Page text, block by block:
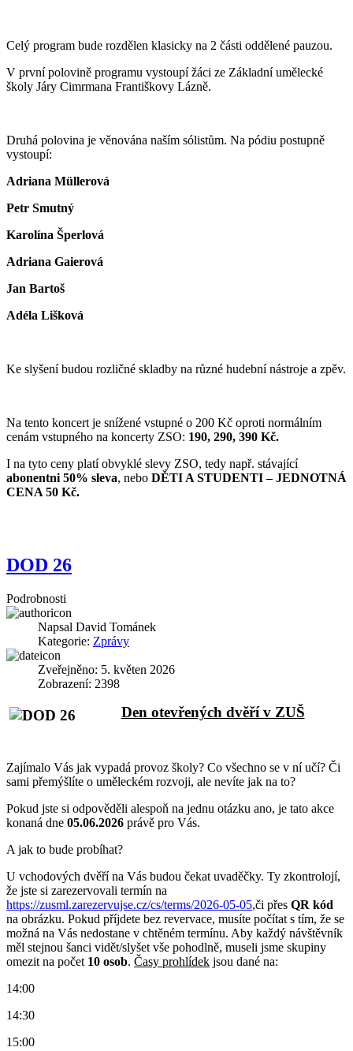
Celý program bude rozdělen klasicky na 2 části oddělené pauzou.
V první polovině programu vystoupí žáci ze Základní umělecké
školy Járy Cimrmana Františkovy Lázně.
Druhá polovina je věnována naším sólistům. Na pódiu postupně
vystoupí:
Adriana Müllerová
Petr Smutný
Karolína Šperlová
Adriana Gaierová
Jan Bartoš
Adéla Lišková
Ke slyšení budou rozličné skladby na různé hudební nástroje a zpěv.
Na tento koncert je snížené vstupné o 200 Kč oproti normálním
cenám vstupného na koncerty ZSO: 190, 290, 390 Kč.
I na tyto ceny platí obvyklé slevy ZSO, tedy např. stávající
abonentni 50% sleva, nebo DĚTI A STUDENTI – JEDNOTNÁ
CENA 50 Kč.
DOD 26
Podrobnosti
Napsal David Tománek
Kategorie: Zprávy
Zveřejněno: 5. květen 2026
Zobrazení: 2398
Den otevřených dvěří v ZUŠ
Zajímalo Vás jak vypadá provoz školy? Co všechno se v ní učí? Či
sami přemýšlíte o uměleckém rozvoji, ale nevíte jak na to?
Pokud jste si odpověděli alespoň na jednu otázku ano, je tato akce
konaná dne 05.06.2026 právě pro Vás.
A jak to bude probíhat?
U vchodových dvěří na Vás budou čekat uvaděčky. Ty zkontrolojí,
že jste si zarezervovali termín na
https://zusml.zarezervujse.cz/cs/terms/2026-05-05,či přes QR kód
na obrázku. Pokud příjdete bez revervace, musíte počítat s tím, že se
možná na Vás nedostane v chtěném termínu. Aby každý návštěvník
měl stejnou šanci vidět/slyšet vše pohodlně, museli jsme skupiny
omezit na počet 10 osob. Časy prohlídek jsou dané na:
14:00
14:30
15:00